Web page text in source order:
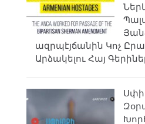
ազրպէյճանին Կոչ
Արձակելու Հայ